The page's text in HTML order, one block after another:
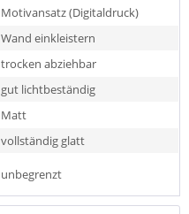
Motivansatz (Digitaldruck)
Wand einkleistern
trocken abziehbar
gut lichtbeständig
Matt
vollständig glatt
unbegrenzt